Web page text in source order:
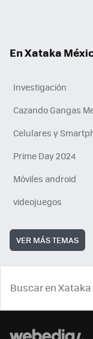
En Xataka
Investigación
Cazando Gangas
Celulares y
Prime Day 2024
Móviles android
videojuegos
VER MÁS TEMAS